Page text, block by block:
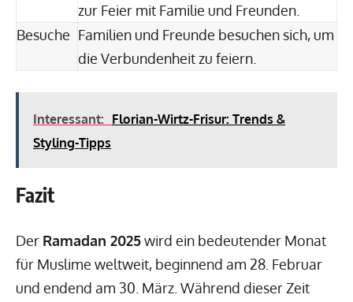
zur Feier mit Familie und Freunden.
Besuche Familien und Freunde besuchen sich, um
die Verbundenheit zu feiern.
Interessant: Florian-Wirtz-Frisur: Trends &
Styling-Tipps
Fazit
Der Ramadan 2025wird ein bedeutender Monat
für Muslime weltweit, beginnend am 28. Februar
und endend am 30. März. Während dieser Zeit